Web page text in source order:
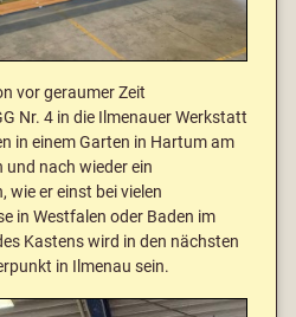
vor geraumer Zeit
Nr. 4 in die Ilmenauer Werkstatt
in einem Garten in Hartum am
nach wieder ein
er einst bei vielen
in Westfalen oder Baden im
Kastens wird in den nächsten
in Ilmenau sein.